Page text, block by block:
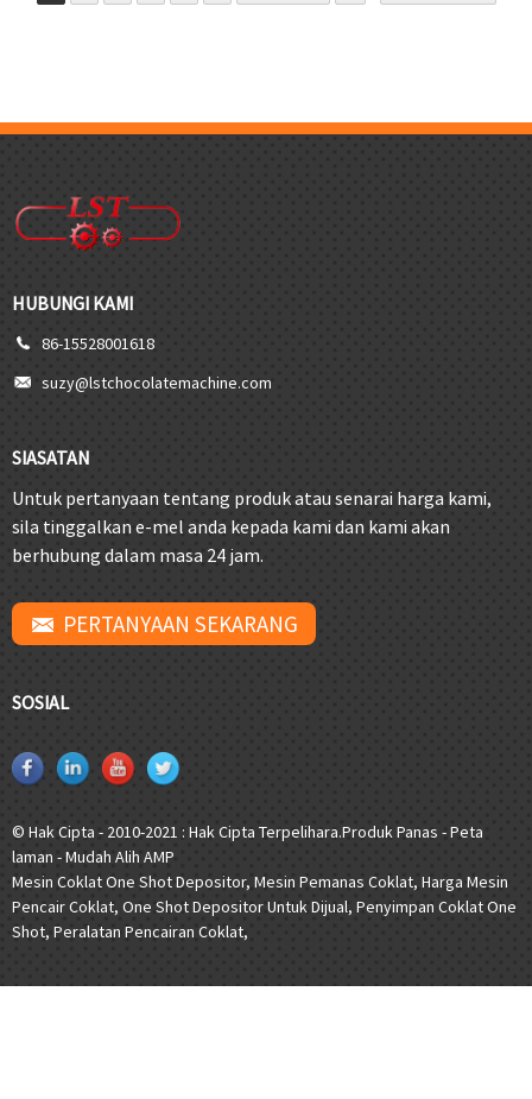
HUBUNGI KAMI
86-15528001618
suzy@lstchocolatemachine.com
SIASATAN
Untuk pertanyaan tentang produk atau senarai harga kami,
sila tinggalkan e-mel anda kepada kami dan kami akan
berhubung dalam masa 24 jam.
PERTANYAAN SEKARANG
SOSIAL
© Hak Cipta - 2010-2021 : Hak Cipta Terpelihara.Produk Panas -Peta
laman -Mudah Alih AMP
Mesin Coklat One Shot Depositor, Mesin Pemanas Coklat, Harga Mesin
Pencair Coklat, One Shot Depositor Untuk Dijual, Penyimpan Coklat One
Shot, Peralatan Pencairan Coklat,